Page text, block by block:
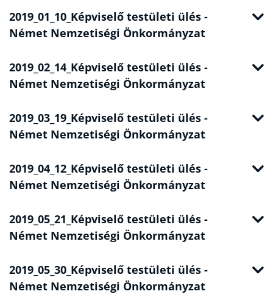
2019_01_10_Képviselő testületi ülés -
Német Nemzetiségi Önkormányzat
2019_02_14_Képviselő testületi ülés -
Német Nemzetiségi Önkormányzat
2019_03_19_Képviselő testületi ülés -
Német Nemzetiségi Önkormányzat
2019_04_12_Képviselő testületi ülés -
Német Nemzetiségi Önkormányzat
2019_05_21_Képviselő testületi ülés -
Német Nemzetiségi Önkormányzat
2019_05_30_Képviselő testületi ülés -
Német Nemzetiségi Önkormányzat